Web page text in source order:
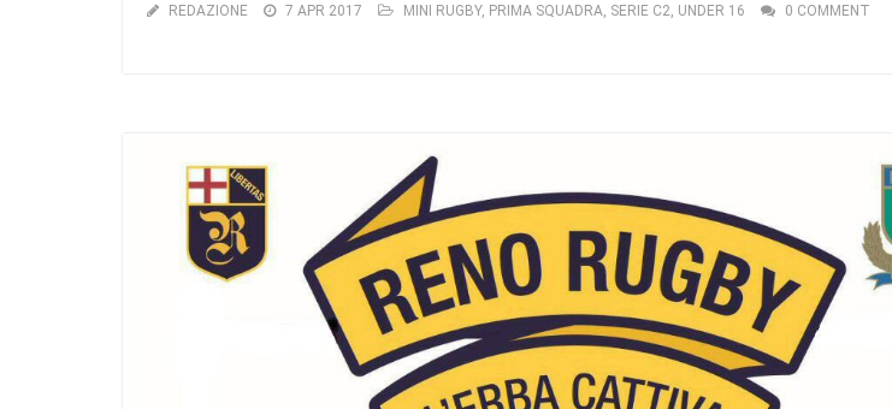
REDAZIONE 7 APR 2017 MINI RUGBY, PRIMA SQUADRA, SERIE C2, UNDER 16 0 COMMENT